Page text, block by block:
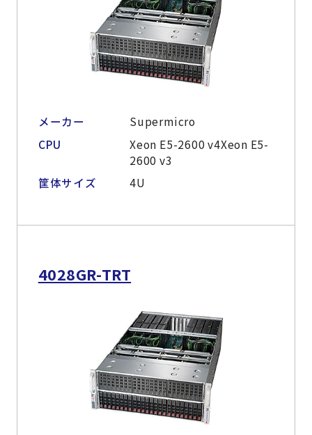
メーカー
Supermicro
CPU
Xeon E5-2600 v4Xeon E5-
2600 v3
筐体サイズ
4U
4028GR-TRT